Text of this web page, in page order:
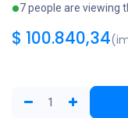
7 people are viewing
$ 100.840,34